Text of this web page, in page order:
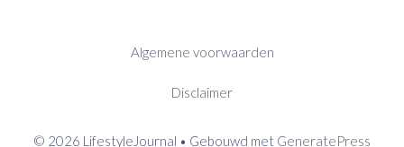
Algemene voorwaarden
Disclaimer
© 2026 LifestyleJournal • Gebouwd met GeneratePress